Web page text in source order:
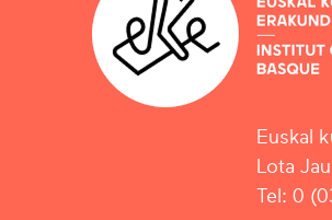
Euskal
Lota
Tel: 0